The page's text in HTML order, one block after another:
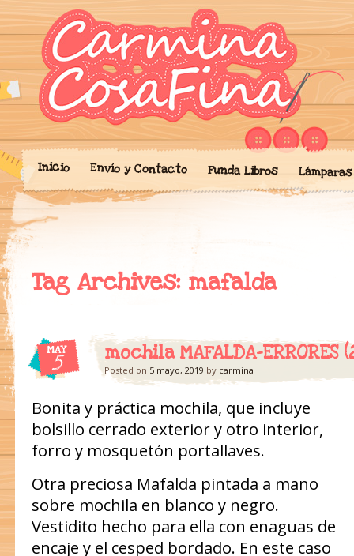
'Cosicas' de
Blog donde expongo mis
portalibros, mochilas,
cariño.
Inicio Envío y Contacto Funda Libros Lámparas
Tag Archives: mafalda
MAY
5 mochila MAFALDA-ERRORES
Posted on 5 mayo, 2019 by carmina
Bonita y práctica mochila, que incluye
bolsillo cerrado exterior y otro interior,
forro y mosquetón portallaves.
Otra preciosa Mafalda pintada a mano
sobre mochila en blanco y negro.
Vestidito hecho para ella con enaguas de
encaje y el cesped bordado. En este caso